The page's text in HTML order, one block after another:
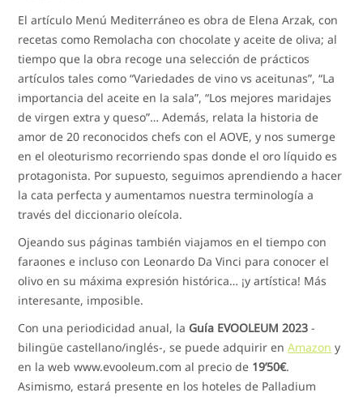
El artículo Menú Mediterráneo es obra de Elena Arzak, con
recetas como Remolacha con chocolate y aceite de oliva; al
tiempo que la obra recoge una selección de prácticos
artículos tales como “Variedades de vino vs aceitunas”, “La
importancia del aceite en la sala”, “Los mejores maridajes
de virgen extra y queso”… Además, relata la historia de
amor de 20 reconocidos chefs con el AOVE, y nos sumerge
en el oleoturismo recorriendo spas donde el oro líquido es
protagonista. Por supuesto, seguimos aprendiendo a hacer
la cata perfecta y aumentamos nuestra terminología a
través del diccionario oleícola.
Ojeando sus páginas también viajamos en el tiempo con
faraones e incluso con Leonardo Da Vinci para conocer el
olivo en su máxima expresión histórica… ¡y artística! Más
interesante, imposible.
Con una periodicidad anual, la Guía EVOOLEUM 2023 -
bilingüe castellano/inglés-, se puede adquirir enAmazon y
en la web www.evooleum.com al precio de 19’50€.
Asimismo, estará presente en los hoteles de Palladium